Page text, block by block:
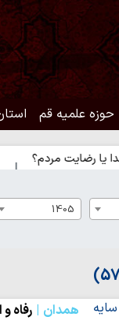
حوزه علمیه قم
حدیث روز
1405
همدان رفاه